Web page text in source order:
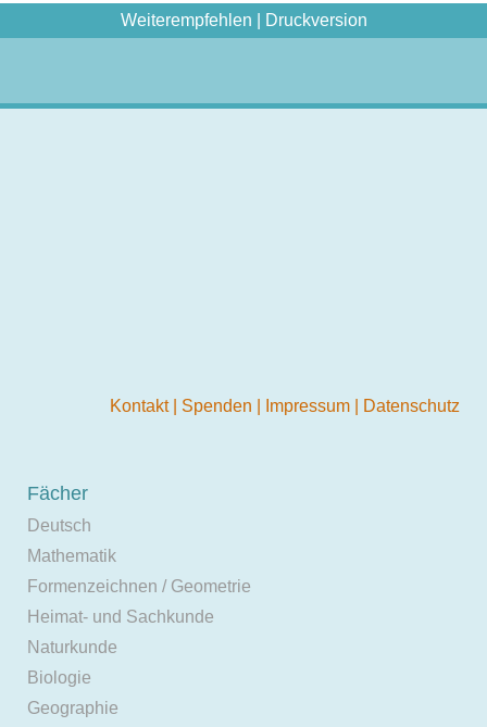
Weiterempfehlen Druckversion
Kontakt Spenden Impressum Datenschutz
Fächer
Deutsch
Mathematik
Formenzeichnen / Geometrie
Heimat- und Sachkunde
Naturkunde
Biologie
Geographie